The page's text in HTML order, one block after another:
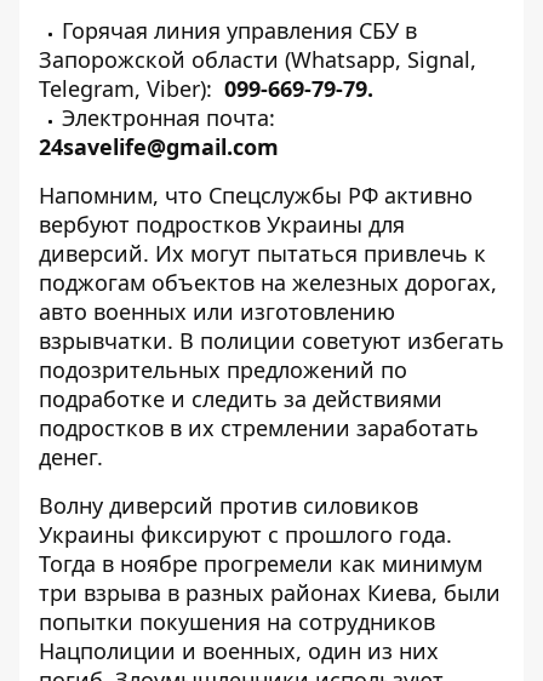
Горячая линия управления СБУ в
Запорожской области (Whatsapp, Signal,
Telegram, Viber): 099-669-79-79.
Электронная почта:
24savelife@gmail.com
Напомним, что Спецслужбы РФ активно
вербуют подростков Украины для
диверсий. Их могут пытаться привлечь к
поджогам объектов на железных дорогах,
авто военных или изготовлению
взрывчатки. В полиции советуют избегать
подозрительных предложений по
подработке и следить за действиями
подростков в их стремлении заработать
денег.
Волну диверсий против силовиков
Украины фиксируют с прошлого года.
Тогда в ноябре прогремели как минимум
три взрыва в разных районах Киева, были
попытки покушения на сотрудников
Нацполиции и военных, один из них